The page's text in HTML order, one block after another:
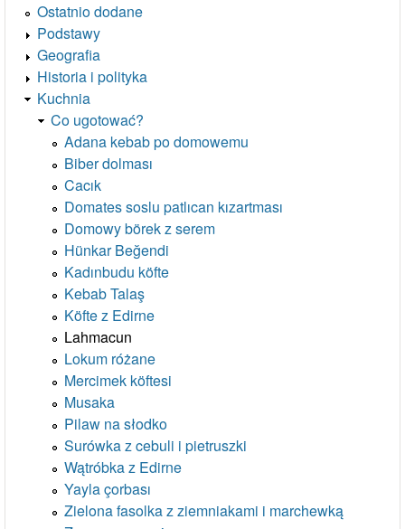
Ostatnio dodane
Podstawy
Geografia
Historia i polityka
Kuchnia
Co ugotować?
Adana kebab po domowemu
Biber dolması
Cacık
Domates soslu patlıcan kızartması
Domowy börek z serem
Hünkar Beğendi
Kadınbudu köfte
Kebab Talaş
Köfte z Edirne
Lahmacun
Lokum różane
Mercimek köftesi
Musaka
Pilaw na słodko
Surówka z cebuli i pietruszki
Wątróbka z Edirne
Yayla çorbası
Zielona fasolka z ziemniakami i marchewką